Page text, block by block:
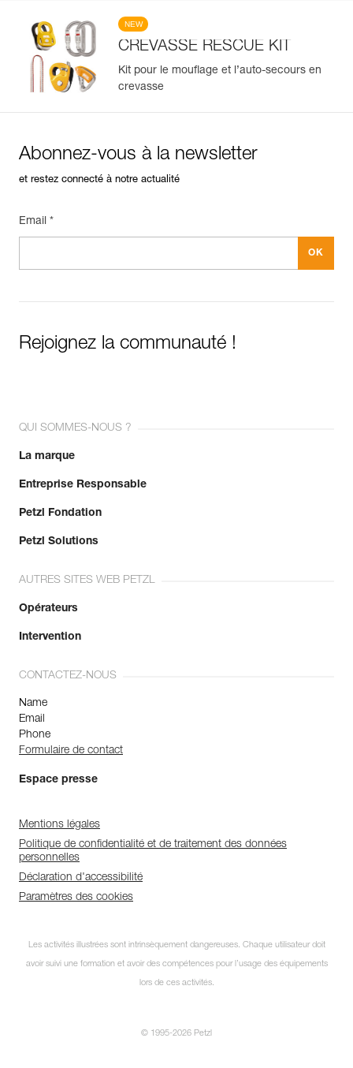
NEW
CREVASSE RESCUE KIT
Kit pour le mouflage et l’auto-secours en
crevasse
Abonnez-vous à la newsletter
et restez connecté à notre actualité
Email *
Rejoignez la communauté !
QUI SOMMES-NOUS ?
La marque
Entreprise Responsable
Petzl Fondation
Petzl Solutions
AUTRES SITES WEB PETZL
Opérateurs
Intervention
CONTACTEZ-NOUS
Name
Email
Phone
Formulaire de contact
Espace presse
Mentions légales
Politique de confidentialité et de traitement des données
personnelles
Déclaration d'accessibilité
Paramètres des cookies
Les activités illustrées sont intrinsèquement dangereuses. Chaque utilisateur doit
avoir suivi une formation et avoir des compétences pour l’usage des équipements
lors de ces activités.
© 1995-2026 Petzl